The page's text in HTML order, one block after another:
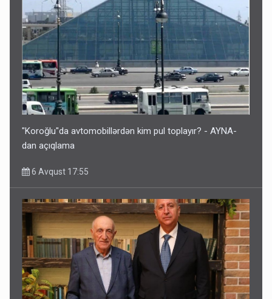
"Koroğlu"da avtomobillərdən kim pul toplayır? - AYNA-
dan açıqlama
6 Avqust 17:55